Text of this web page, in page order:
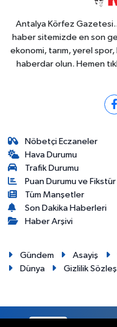
Antalya Körfez
haber sitemizde en son
ekonomi, tarım, yerel
haberdar olun. Hemen
Nöbetçi Eczaneler
Hava Durumu
Trafik Durumu
Puan Durumu ve Fikstür
Tüm Manşetler
Son Dakika Haberleri
Haber Arşivi
Gündem Asayiş
Dünya
Gizlilik